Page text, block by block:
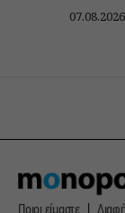
07.08.2026